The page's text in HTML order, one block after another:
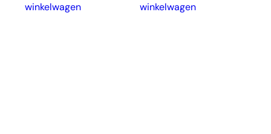
winkelwagen
winkelwagen